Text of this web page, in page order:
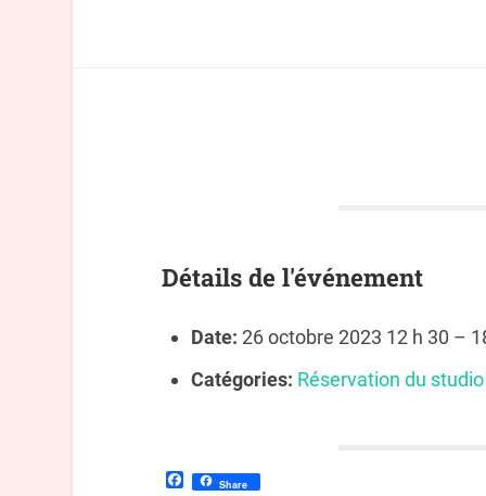
Détails de l'événement
Date: 26 octobre 2023 12 h 30 –
Catégories: Réservation du studio
Facebook
Share